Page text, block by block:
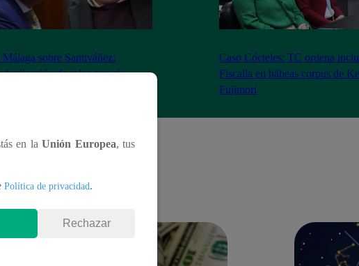
sobre Santiváñez:
duplicación de roles con el
Caso Cócteles: TC ordena
Fiscalía en hábeas corpus de
Fujimori
en laUnión Europea, tus
Política de privacidad.
Rechazar